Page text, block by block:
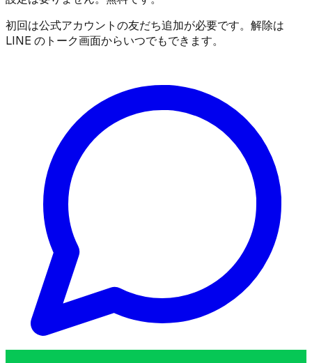
初回は公式アカウントの友だち追加が必要です。解除は
LINE のトーク画面からいつでもできます。